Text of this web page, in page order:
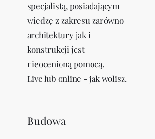
specjalistą, posiadającym
wiedzę z zakresu zarówno
architektury jak i
konstrukcji jest
nieocenioną pomocą.
Live lub online - jak wolisz.
Budowa